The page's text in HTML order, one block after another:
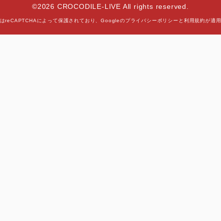
©2026 CROCODILE-LIVE All rights reserved.
reCAPTCHAによって保護されており、Googleのプライバシーポリシー と 利用規約が適